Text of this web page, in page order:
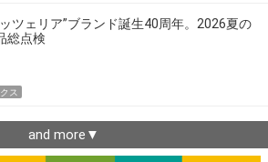
ツェリア”ブランド誕生40周年。2026夏の
総点検
ス
and more▼